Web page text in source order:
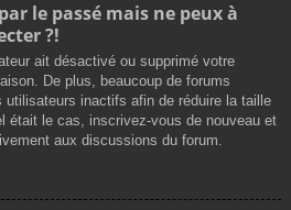
le passé mais ne peux à
?!
ait désactivé ou supprimé votre
De plus, beaucoup de forums
utilisateurs inactifs afin de réduire la taille
était le cas, inscrivez-vous de nouveau et
aux discussions du forum.